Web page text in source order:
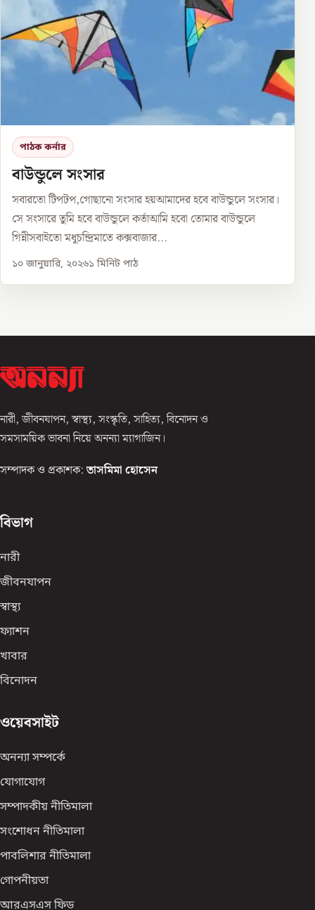
পাঠক কর্নার
বাউন্ডুলে সংসার
সবারতো টিপটপ,গোছানো সংসার হয়আমাদের হবে বাউন্ডুলে সংসার।
সে সংসারে তুমি হবে বাউন্ডুলে কর্তাআমি হবো তোমার বাউন্ডুলে
গিন্নীসবাইতো মধুচন্দ্রিমাতে কক্সবাজার...
১০ জানুয়ারি, ২০২৬১ মিনিট পাঠ
নারী, জীবনযাপন, স্বাস্থ্য, সংস্কৃতি, সাহিত্য, বিনোদন ও
সমসাময়িক ভাবনা নিয়ে অনন্যা ম্যাগাজিন।
সম্পাদক ও প্রকাশক: তাসমিমা হোসেন
বিভাগ
নারী
জীবনযাপন
স্বাস্থ্য
ফ্যাশন
খাবার
বিনোদন
ওয়েবসাইট
অনন্যা সম্পর্কে
যোগাযোগ
সম্পাদকীয় নীতিমালা
সংশোধন নীতিমালা
পাবলিশার নীতিমালা
গোপনীয়তা
আরএসএস ফিড